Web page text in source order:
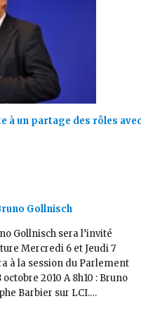
à un partage des rôles
Gollnisch
Gollnisch sera l’invité
Mercredi 6 et Jeudi 7
à la session du Parlement
2010 A 8h10 : Bruno
Barbier sur LCI.…